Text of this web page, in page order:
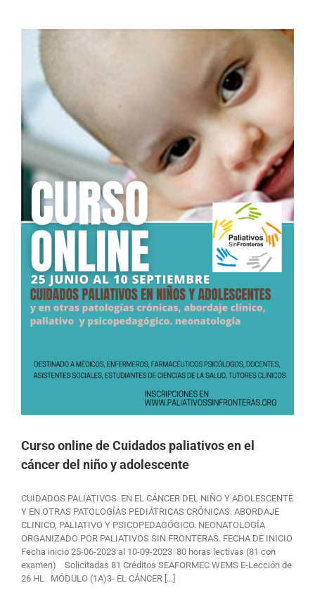
Curso online de Cuidados paliativos en el
cáncer del niño y adolescente
CUIDADOS PALIATIVOS EN EL CÁNCER DEL NIÑO Y ADOLESCENTE
Y EN OTRAS PATOLOGÍAS PEDIÁTRICAS CRÓNICAS. ABORDAJE
CLINICO, PALIATIVO Y PSICOPEDAGÓGICO. NEONATOLOGÍA
ORGANIZADO POR PALIATIVOS SIN FRONTERAS. FECHA DE INICIO
Fecha inicio 25-06-2023 al 10-09-2023 80 horas lectivas (81 con
examen) Solicitadas 81 Créditos SEAFORMEC WEMS E-Lección de
26 HL MÓDULO (1A)3- EL CÁNCER [...]